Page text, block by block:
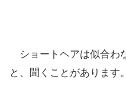
ショートヘアは似合わ
と、聞くことがあります。